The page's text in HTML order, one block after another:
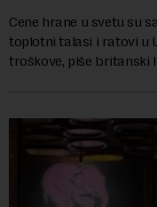
Cene hrane u svetu su
toplotni talasi i ratovi u
troškove, piše britanski